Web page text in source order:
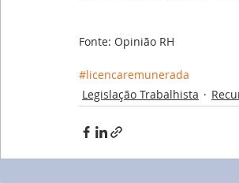
Fonte: Opinião RH
#licencaremunerada
Legislação Trabalhista